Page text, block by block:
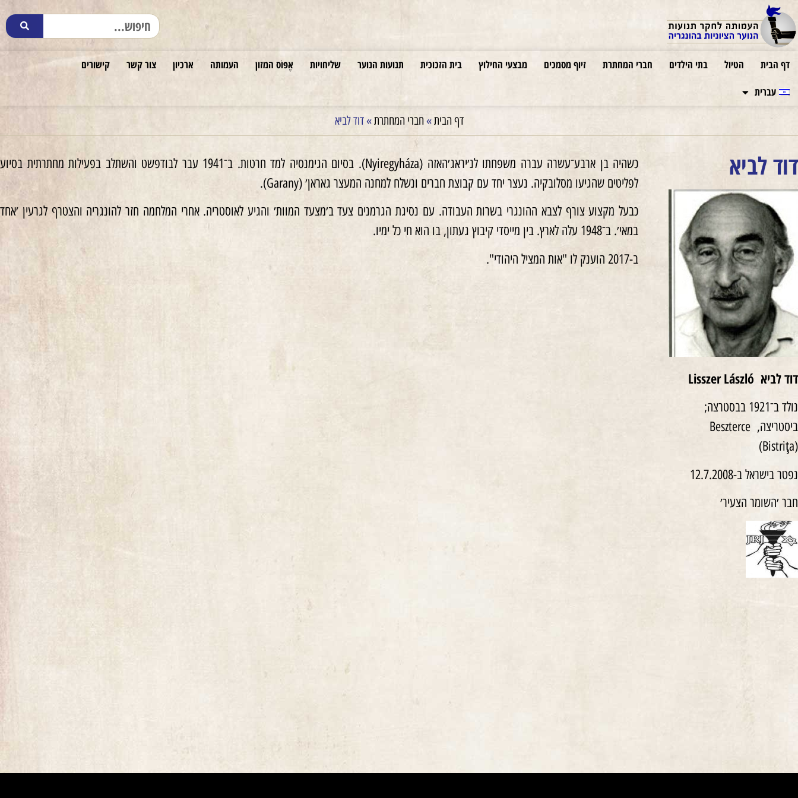
דף הבית הטיול בתי הילדים חברי המחתרת זיוף מסמכים מבצעי החילוץ בית הזכוכית תנועות הנוער שליחויות אֶפּוֹס המזון העמותה ארכיון צור קשר
קישורים
עברית
דף הבית»חברי המחתרת»דוד לביא
דוד לביא
דוד לביא Lisszer László
נולד ב־1921 בבסטרצה;
ביסטריצה, Beszterce
(Bistriţa)
נפטר בישראל ב-12.7.2008
חבר ׳השומר הצעיר׳
כשהיה בן ארבע־עשרה עברה משפחתו לנ׳יראג׳האזה (Nyiregyháza). בסיום הגימנסיה למד חרטות. ב־1941 עבר לבודפשט והשתלב בפעילות מחתרתית בסיוע
לפליטים שהגיעו מסלובקיה. נעצר יחד עם קבוצת חברים ונשלח למחנה המעצר גאראן׳ (Garany).
כבעל מקצוע צורף לצבא ההונגרי בשרות העבודה. עם נסיגת הגרמנים צעד ב׳מצעד המוות׳ והגיע לאוסטריה. אחרי המלחמה חזר להונגריה והצטרף לגרעין ׳אחד
במאי׳. ב־1948 עלה לארץ. בין מייסדי קיבוץ געתון, בו הוא חי כל ימיו.
ב-2017 הוענק לו "אות המציל היהודי".